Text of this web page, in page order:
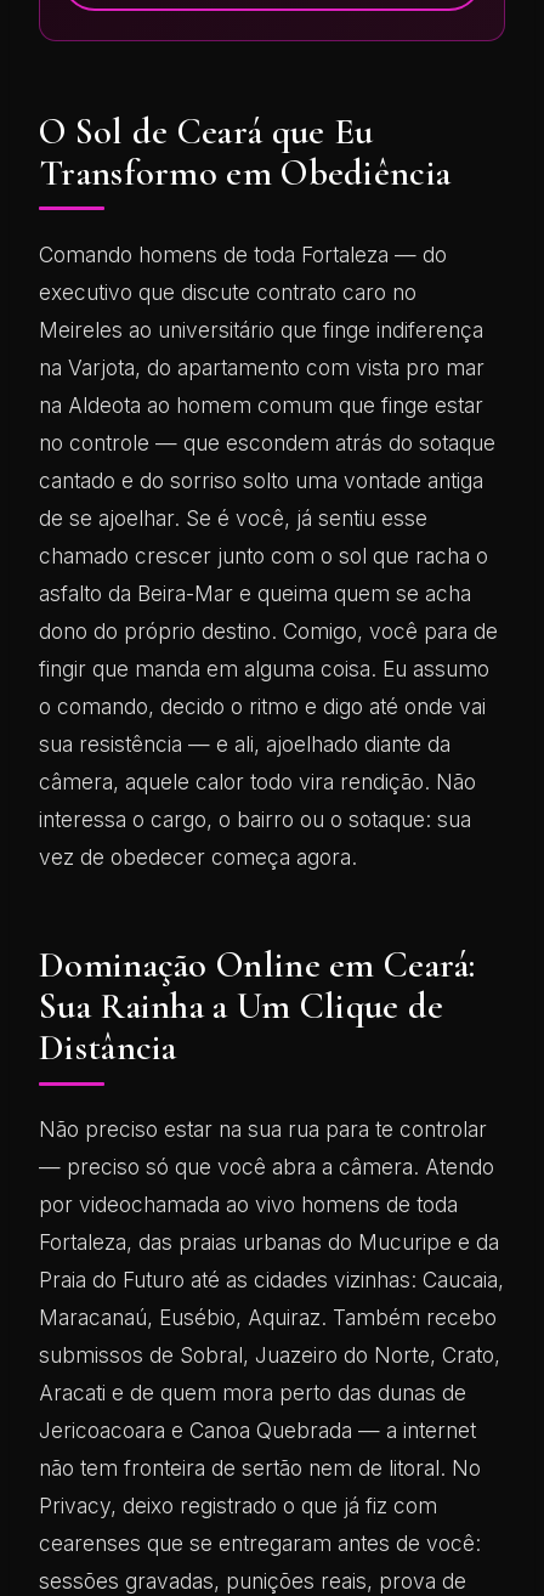
O Sol de Ceará que Eu
Transformo em Obediência
Comando homens de toda Fortaleza — do
executivo que discute contrato caro no
Meireles ao universitário que finge indiferença
na Varjota, do apartamento com vista pro mar
na Aldeota ao homem comum que finge estar
no controle — que escondem atrás do sotaque
cantado e do sorriso solto uma vontade antiga
de se ajoelhar. Se é você, já sentiu esse
chamado crescer junto com o sol que racha o
asfalto da Beira-Mar e queima quem se acha
dono do próprio destino. Comigo, você para de
fingir que manda em alguma coisa. Eu assumo
o comando, decido o ritmo e digo até onde vai
sua resistência — e ali, ajoelhado diante da
câmera, aquele calor todo vira rendição. Não
interessa o cargo, o bairro ou o sotaque: sua
vez de obedecer começa agora.
Dominação Online em Ceará:
Sua Rainha a Um Clique de
Distância
Não preciso estar na sua rua para te controlar
— preciso só que você abra a câmera. Atendo
por videochamada ao vivo homens de toda
Fortaleza, das praias urbanas do Mucuripe e da
Praia do Futuro até as cidades vizinhas: Caucaia,
Maracanaú, Eusébio, Aquiraz. Também recebo
submissos de Sobral, Juazeiro do Norte, Crato,
Aracati e de quem mora perto das dunas de
Jericoacoara e Canoa Quebrada — a internet
não tem fronteira de sertão nem de litoral. No
Privacy, deixo registrado o que já fiz com
cearenses que se entregaram antes de você:
sessões gravadas, punições reais, prova de